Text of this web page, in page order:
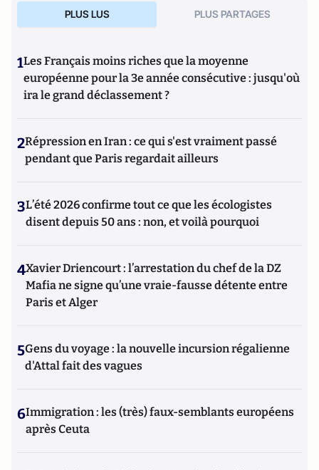
PLUS LUS PLUS PARTAGES
1Les Français moins riches que la moyenne
européenne pour la 3e année consécutive : jusqu'où
ira le grand déclassement ?
2Répression en Iran : ce qui s'est vraiment passé
pendant que Paris regardait ailleurs
3L’été 2026 confirme tout ce que les écologistes
disent depuis 50 ans : non, et voilà pourquoi
4Xavier Driencourt : l’arrestation du chef de la DZ
Mafia ne signe qu’une vraie-fausse détente entre
Paris et Alger
5Gens du voyage : la nouvelle incursion régalienne
d'Attal fait des vagues
6Immigration : les (très) faux-semblants européens
après Ceuta